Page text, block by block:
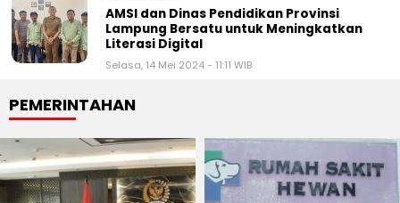
AMSI dan Dinas Pendidikan Provinsi
Lampung Bersatu untuk Meningkatkan
Literasi Digital
Selasa, 14 Mei 2024 - 11:11 WIB
PEMERINTAHAN